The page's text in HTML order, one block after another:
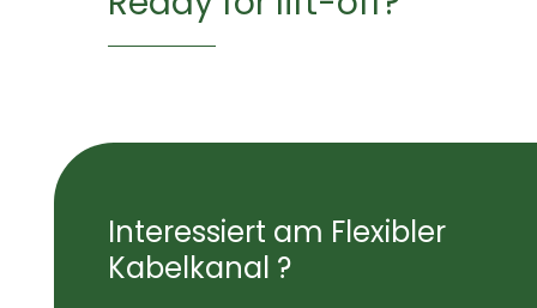
Interessiert am Flexibler
Kabelkanal ?